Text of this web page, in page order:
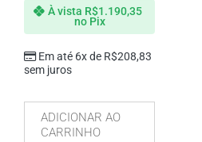
Em até 6x de R$208,83
sem juros
À vista R$1.190,35
no Pix
ADICIONAR AO
CARRINHO